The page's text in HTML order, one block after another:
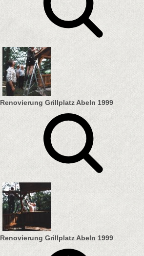
Renovierung Grillplatz Abeln 1999
Renovierung Grillplatz Abeln 1999